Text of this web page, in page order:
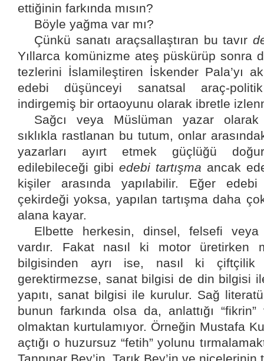
ettiğinin farkında mısın?
Böyle yağma var mı?
Çünkü sanatı araçsallaştıran bu tavır
Yıllarca komünizme ateş püskürüp sonra
tezlerini İslamileştiren İskender Pala’yı
edebi düşünceyi sanatsal araç-
indirgemiş bir ortaoyunu olarak ibretle
Sağcı veya Müslüman yazar olarak
sıklıkla rastlanan bu tutum, onlar
yazarları ayırt etmek güçlüğü
edilebileceği gibi edebi tartışma ancak
kişiler arasında yapılabilir. Eğer
çekirdeği yoksa, yapılan tartışma daha
alana kayar.
Elbette herkesin, dinsel, felsefi veya
vardır. Fakat nasıl ki motor üretirken
bilgisinden ayrı ise, nasıl ki
gerektirmezse, sanat bilgisi de din bilgisi
yapıtı, sanat bilgisi ile kurulur. Sağ
bunun farkında olsa da, anlattığı “fikrin”
olmaktan kurtulamıyor. Örneğin Mustafa
açtığı o huzursuz “fetih” yolunu